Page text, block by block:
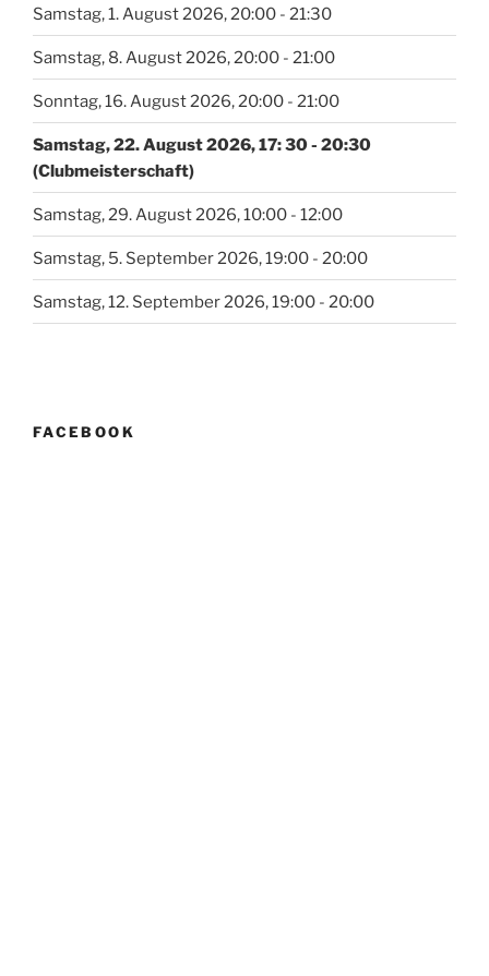
Samstag, 1. August 2026, 20:00 - 21:30
Samstag, 8. August 2026, 20:00 - 21:00
Sonntag, 16. August 2026, 20:00 - 21:00
Samstag, 22. August 2026, 17: 30 - 20:30
(Clubmeisterschaft)
Samstag, 29. August 2026, 10:00 - 12:00
Samstag, 5. September 2026, 19:00 - 20:00
Samstag, 12. September 2026, 19:00 - 20:00
FACEBOOK